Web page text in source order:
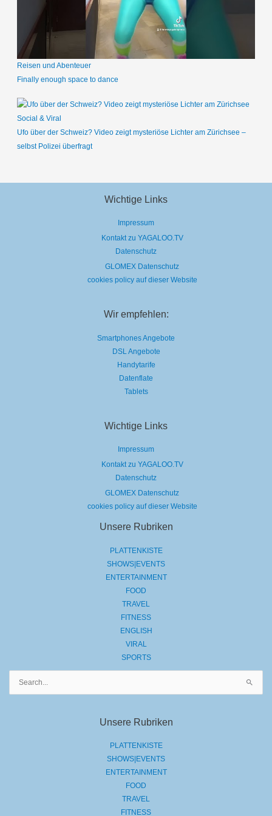
Reisen und Abenteuer
Finally enough space to dance
Social & Viral
Ufo über der Schweiz? Video zeigt mysteriöse Lichter am Zürichsee –
selbst Polizei überfragt
Wichtige Links
Impressum
Kontakt zu YAGALOO.TV
Datenschutz
GLOMEX Datenschutz
cookies policy auf dieser Website
Wir empfehlen:
Smartphones Angebote
DSL Angebote
Handytarife
Datenflate
Tablets
Wichtige Links
Impressum
Kontakt zu YAGALOO.TV
Datenschutz
GLOMEX Datenschutz
cookies policy auf dieser Website
Unsere Rubriken
PLATTENKISTE
SHOWS|EVENTS
ENTERTAINMENT
FOOD
TRAVEL
FITNESS
ENGLISH
VIRAL
SPORTS
Unsere Rubriken
PLATTENKISTE
SHOWS|EVENTS
ENTERTAINMENT
FOOD
TRAVEL
FITNESS